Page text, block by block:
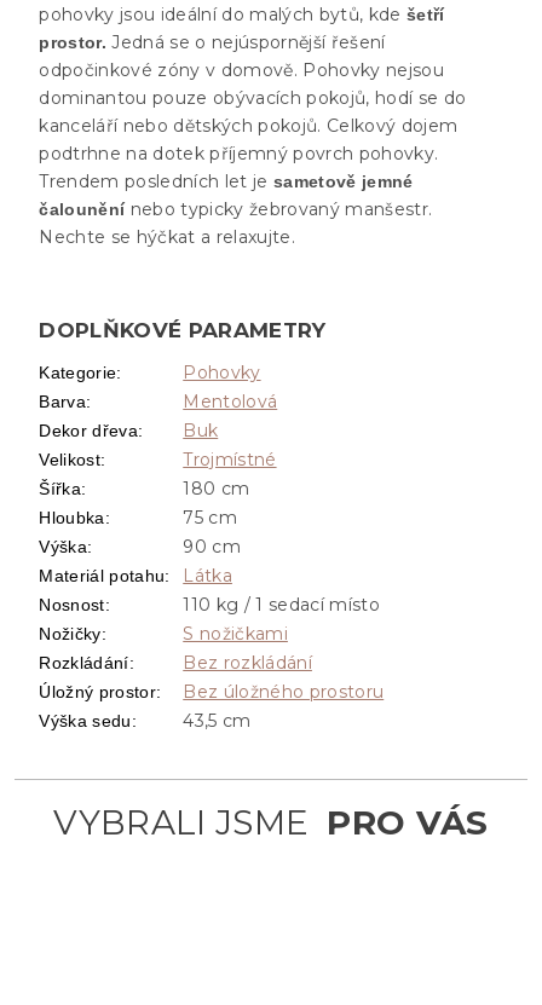
pohovky jsou ideální do malých bytů, kde šetří
prostor. Jedná se o nejúspornější řešení
odpočinkové zóny v domově. Pohovky nejsou
dominantou pouze obývacích pokojů, hodí se do
kanceláří nebo dětských pokojů. Celkový dojem
podtrhne na dotek příjemný povrch pohovky.
Trendem posledních let je sametově jemné
čalouněnínebo typicky žebrovaný manšestr.
Nechte se hýčkat a relaxujte.
DOPLŇKOVÉ PARAMETRY
Kategorie: Pohovky
Barva: Mentolová
Dekor dřeva: Buk
Velikost: Trojmístné
Šířka: 180 cm
Hloubka: 75 cm
Výška: 90 cm
Materiál potahu: Látka
Nosnost: 110 kg / 1 sedací místo
Nožičky: S nožičkami
Rozkládání: Bez rozkládání
Úložný prostor: Bez úložného prostoru
Výška sedu: 43,5 cm